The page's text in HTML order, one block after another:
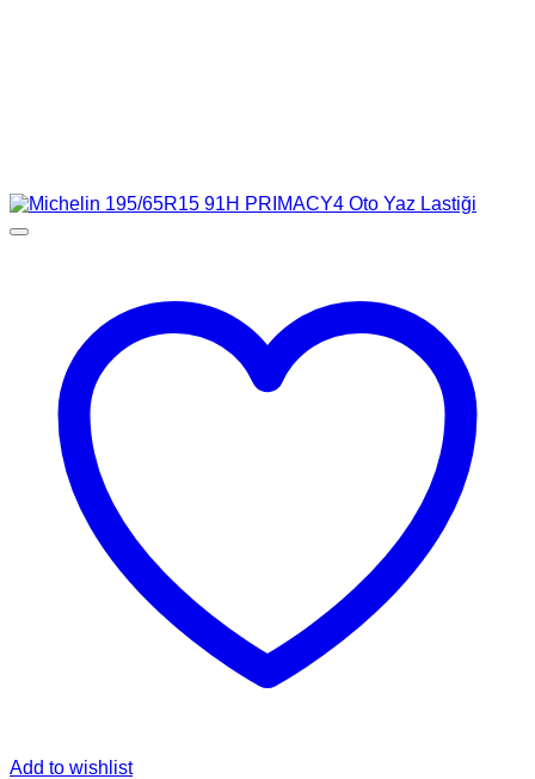
Add to wishlist